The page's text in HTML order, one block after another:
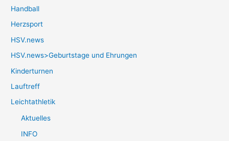
Handball
Herzsport
HSV.news
HSV.news>Geburtstage und Ehrungen
Kinderturnen
Lauftreff
Leichtathletik
Aktuelles
INFO